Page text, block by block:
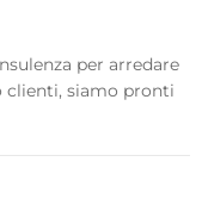
per arredare
clienti, siamo pronti